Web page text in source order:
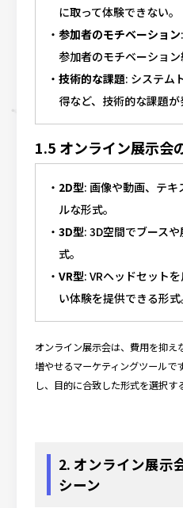
に取って体験できない。
参加者のモチベーション
参加者のモチベーション
技術的な課題: システム
得など、技術的な課題が
1.5 オンライン展示会
2D型: 画像や動画、テ
ルな形式。
3D型: 3D空間でブース
式。
VR型: VRヘッドセット
い体験を提供できる形式
オンライン展示会は、費用を抑え
増やせるマーケティングツールで
し、目的に合致した形式を選択す
2. オンライン展示
シーン